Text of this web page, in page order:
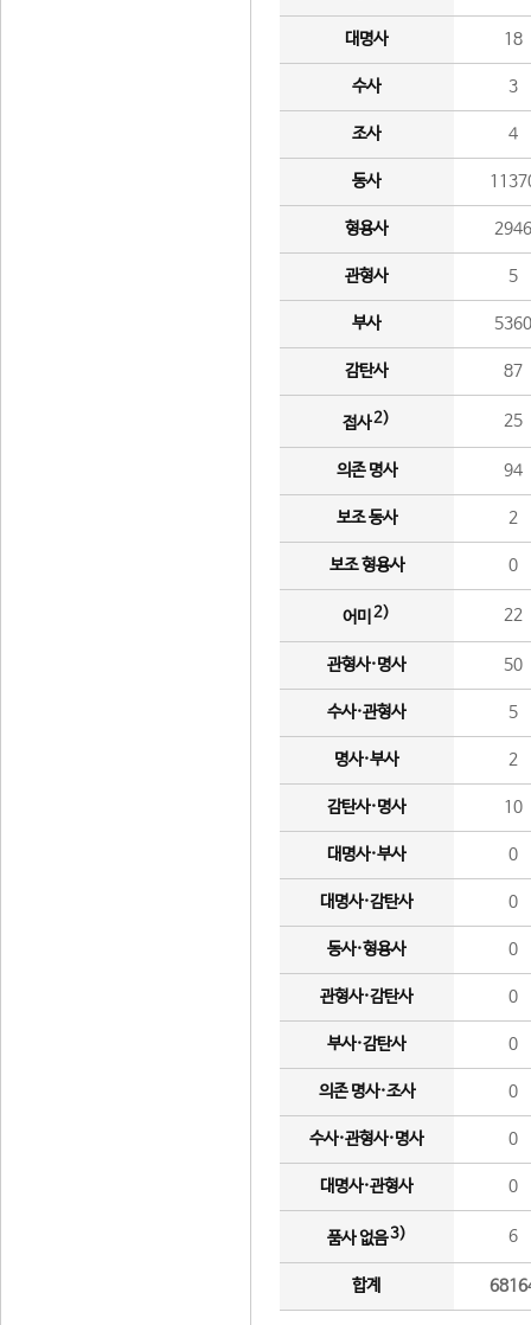
대명사 18
수사 3
조사 4
동사
형용사 2946
관형사 5
부사 5360
감탄사 87
접사2) 25
의존 명사 94
보조 동사 2
보조 형용사 0
어미 2) 22
관형사·명사 50
수사·관형사 5
명사·부사 2
감탄사·명사 10
대명사·부사 0
대명사·감탄사 0
동사·형용사 0
관형사·감탄사 0
부사·감탄사 0
의존 명사·조사 0
수사·관형사·명사 0
대명사·관형사 0
품사 없음3) 6
합계